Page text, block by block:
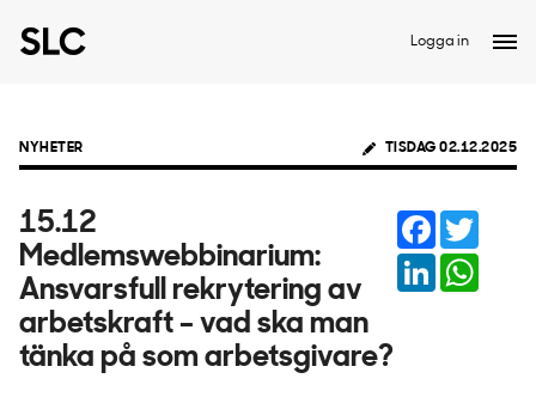
Logga in
NYHETER TISDAG 02.12.2025
15.12
Medlemswebbinarium:
Ansvarsfull rekrytering av
arbetskraft – vad ska man
tänka på som arbetsgivare?
Facebook
LinkedIn